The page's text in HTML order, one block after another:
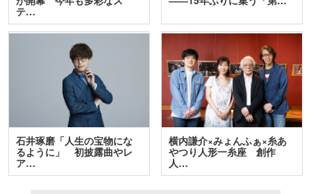
テ…
石井琢磨「人生の宝物にな
るように」 初披露曲やレ
ア…
横内謙介×みょんふぁ×糸あ
やつり人形一糸座 創作
人…